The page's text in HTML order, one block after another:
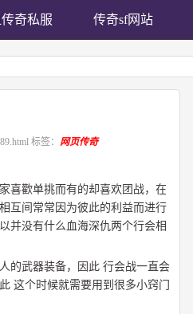
奇私服 传奇sf网站
标签： 网页传奇
喜歡单挑而有的却喜欢团战，在
互间常常因为彼此的利益而进行
并没有什么血海深仇两个行会相
的武器装备，因此 行会战一直会
这个时候就需要用到很多小窍门